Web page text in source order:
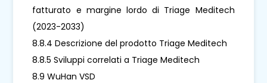
fatturato e margine lordo di Triage Meditech
(2023-2033)
8.8.4 Descrizione del prodotto Triage Meditech
8.8.5 Sviluppi correlati a Triage Meditech
8.9 WuHan VSD